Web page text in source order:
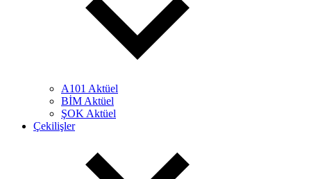
A101 Aktüel
BİM Aktüel
ŞOK Aktüel
Çekilişler